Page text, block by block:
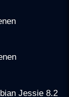
Jessie 8.2